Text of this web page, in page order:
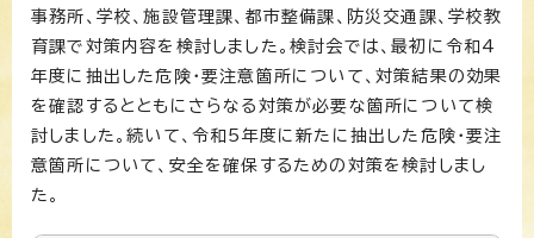
事務所、学校、施設管理課、都市整備課、防災交通課、学校教
育課で対策内容を検討しました。検討会では、最初に令和4
年度に抽出した危険・要注意箇所について、対策結果の効果
を確認するとともにさらなる対策が必要な箇所について検
討しました。続いて、令和5年度に新たに抽出した危険・要注
意箇所について、安全を確保するための対策を検討しまし
た。